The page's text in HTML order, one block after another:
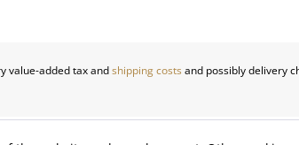
value-added tax andshipping costs and possibly delivery